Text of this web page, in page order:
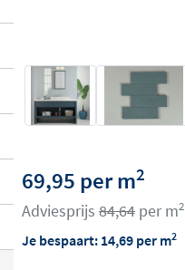
69,95 per m2
Adviesprijs 84,64 per m2
Je bespaart: 14,69 per m2